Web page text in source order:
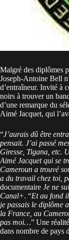
Malgré des diplômes
Joseph-Antoine Bell
d’entraîneur. Invité à
noirs à trouver un
d’une remarque du
Aimé Jacquet, qui
“J’aurais dû être
pensait. J’ai passé
Giresse, Tigana, etc.
Aimé Jacquet qui se
Cameroun a trouvé
a du travail chez toi,
documentaire Je ne
Canal+. “Et au fond
je passais le diplôme
la France, au
pas moi…” Une
dans nombre de